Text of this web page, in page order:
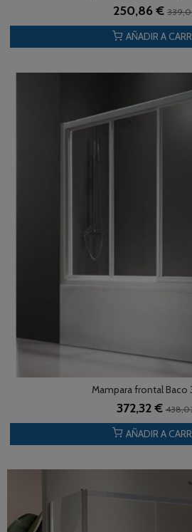
250,86 €
AÑADIR A
Mampara frontal Baco
372,32 €
AÑADIR A